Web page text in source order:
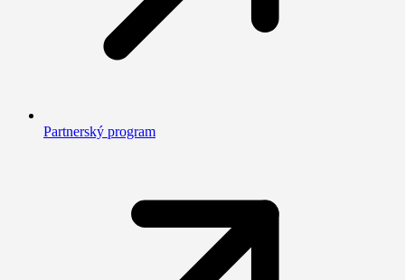
Partnerský program